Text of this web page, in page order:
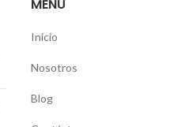
MENÚ
Inicio
Nosotros
Blog